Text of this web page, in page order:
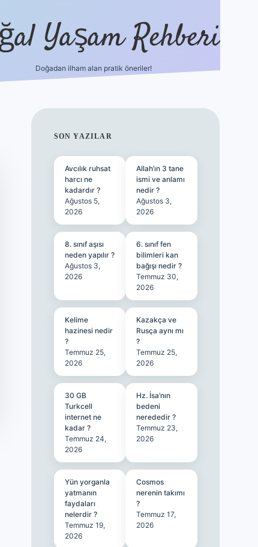
Yaşam Rehberi
Doğadan ilham alan pratik öneriler!
SIDEBAR
SON YAZILAR
Avcılık ruhsat
harcı ne
kadardır ?
Ağustos 5,
2026
Allah’ın 3 tane
ismi ve anlamı
nedir ?
Ağustos 3,
2026
8. sınıf aşısı
neden yapılır ?
Ağustos 3,
2026
6. sınıf fen
bilimleri kan
bağışı nedir ?
Temmuz 30,
2026
Kelime
hazinesi nedir
?
Temmuz 25,
2026
Kazakça ve
Rusça aynı mı
?
Temmuz 25,
2026
30 GB
Turkcell
internet ne
kadar ?
Temmuz 24,
2026
Hz. İsa’nın
bedeni
nerededir ?
Temmuz 23,
2026
Yün yorganla
yatmanın
faydaları
nelerdir ?
Temmuz 19,
2026
Cosmos
nerenin takımı
?
Temmuz 17,
2026
tulipbet.online